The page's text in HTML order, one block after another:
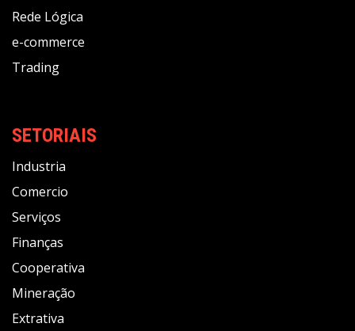
Rede Lógica
e-commerce
Trading
SETORIAIS
Industria
Comercio
Serviços
Finanças
Cooperativa
Mineração
Extrativa